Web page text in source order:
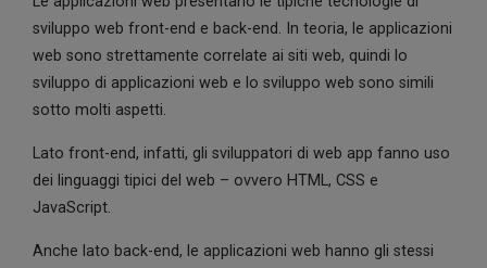
sviluppo web front-end e back-end. In teoria, le applicazioni
web sono strettamente correlate ai siti web, quindi lo
sviluppo di applicazioni web e lo sviluppo web sono simili
sotto molti aspetti.
Lato front-end, infatti, gli sviluppatori di web app fanno uso
dei linguaggi tipici del web – ovvero HTML, CSS e
JavaScript.
Anche lato back-end, le applicazioni web hanno gli stessi